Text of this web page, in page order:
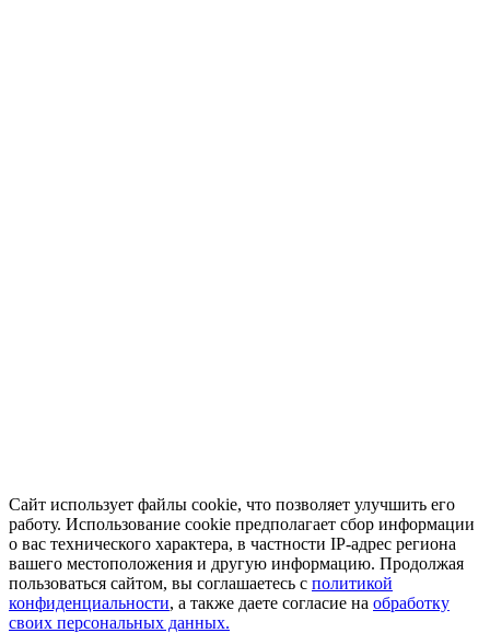
Сайт использует файлы cookie, что позволяет улучшить его
работу. Использование cookie предполагает сбор информации
о вас технического характера, в частности IP-адрес региона
вашего местоположения и другую информацию. Продолжая
пользоваться сайтом, вы соглашаетесь с политикой
конфиденциальности, а также даете согласие на обработку
своих персональных данных.